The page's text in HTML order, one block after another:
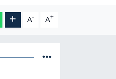
A- A+